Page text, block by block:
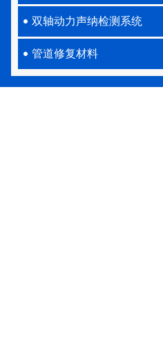
双轴动力声纳检测系统
管道修复材料